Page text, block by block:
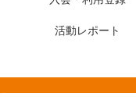
活動レポート